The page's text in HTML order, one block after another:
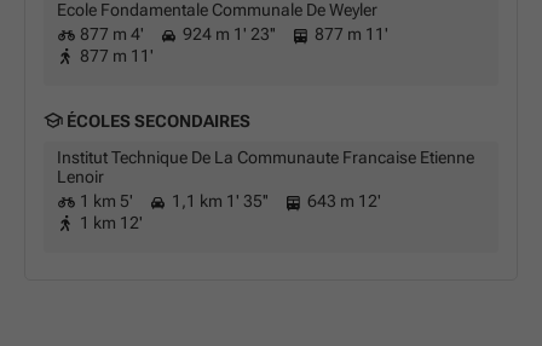
Ecole Fondamentale Communale De Weyler
877 m 4'
924 m 1' 23''
877 m 11'
877 m 11'
ÉCOLES SECONDAIRES
Institut Technique De La Communaute Francaise Etienne
Lenoir
1 km 5'
1,1 km 1' 35''
643 m 12'
1 km 12'